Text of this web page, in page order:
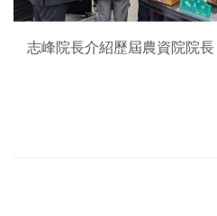
志峰院長介紹歷屆農資院院長